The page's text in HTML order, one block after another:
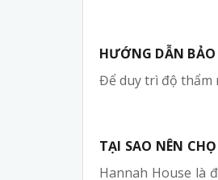
HƯỚNG DẪN
Để duy trì độ thẩm
TẠI SAO NÊN
Hannah House là